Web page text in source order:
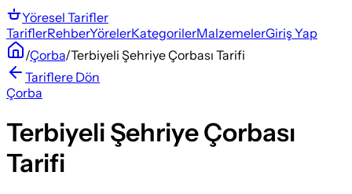
Yöresel Tarifler
TariflerRehberYörelerKategorilerMalzemelerGiriş Yap
/Çorba/Terbiyeli Şehriye Çorbası Tarifi
Tariflere Dön
Çorba
Terbiyeli Şehriye Çorbası
Tarifi